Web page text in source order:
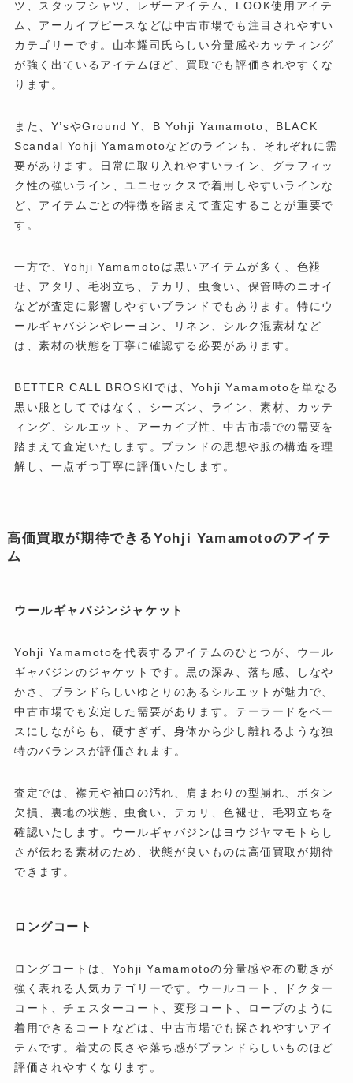
ツ、スタッフシャツ、レザーアイテム、LOOK使用アイテ
ム、アーカイブピースなどは中古市場でも注目されやすい
カテゴリーです。山本耀司氏らしい分量感やカッティング
が強く出ているアイテムほど、買取でも評価されやすくな
ります。
また、Y’sやGround Y、B Yohji Yamamoto、BLACK
Scandal Yohji Yamamotoなどのラインも、それぞれに需
要があります。日常に取り入れやすいライン、グラフィッ
ク性の強いライン、ユニセックスで着用しやすいラインな
ど、アイテムごとの特徴を踏まえて査定することが重要で
す。
一方で、Yohji Yamamotoは黒いアイテムが多く、色褪
せ、アタリ、毛羽立ち、テカリ、虫食い、保管時のニオイ
などが査定に影響しやすいブランドでもあります。特にウ
ールギャバジンやレーヨン、リネン、シルク混素材など
は、素材の状態を丁寧に確認する必要があります。
BETTER CALL BROSKIでは、Yohji Yamamotoを単なる
黒い服としてではなく、シーズン、ライン、素材、カッテ
ィング、シルエット、アーカイブ性、中古市場での需要を
踏まえて査定いたします。ブランドの思想や服の構造を理
解し、一点ずつ丁寧に評価いたします。
高価買取が期待できるYohji Yamamotoのアイテ
ム
ウールギャバジンジャケット
Yohji Yamamotoを代表するアイテムのひとつが、ウール
ギャバジンのジャケットです。黒の深み、落ち感、しなや
かさ、ブランドらしいゆとりのあるシルエットが魅力で、
中古市場でも安定した需要があります。テーラードをベー
スにしながらも、硬すぎず、身体から少し離れるような独
特のバランスが評価されます。
査定では、襟元や袖口の汚れ、肩まわりの型崩れ、ボタン
欠損、裏地の状態、虫食い、テカリ、色褪せ、毛羽立ちを
確認いたします。ウールギャバジンはヨウジヤマモトらし
さが伝わる素材のため、状態が良いものは高価買取が期待
できます。
ロングコート
ロングコートは、Yohji Yamamotoの分量感や布の動きが
強く表れる人気カテゴリーです。ウールコート、ドクター
コート、チェスターコート、変形コート、ローブのように
着用できるコートなどは、中古市場でも探されやすいアイ
テムです。着丈の長さや落ち感がブランドらしいものほど
評価されやすくなります。